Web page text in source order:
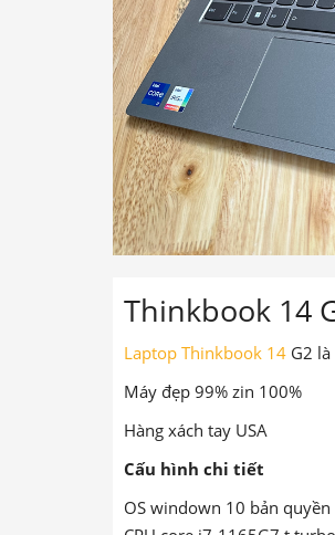
Thinkbook 14
Laptop Thinkbook 14 G2
Máy đẹp 99% zin 100%
Hàng xách tay USA
Cấu hình chi tiết
OS windown 10 bản quyền